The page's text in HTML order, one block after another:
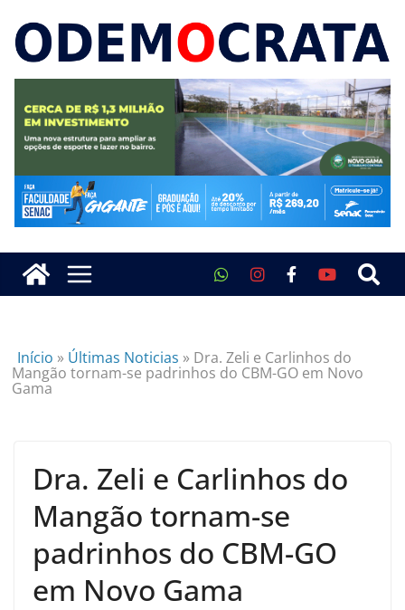
Início » Últimas Noticias » Dra. Zeli e Carlinhos do
Mangão tornam-se padrinhos do CBM-GO em Novo
Gama
Dra. Zeli e Carlinhos do
Mangão tornam-se
padrinhos do CBM-GO
em Novo Gama